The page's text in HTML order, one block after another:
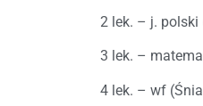
2 lek. – j. polski
3 lek. –
4 lek. – wf